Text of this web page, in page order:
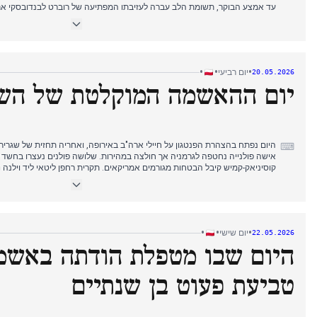
עד אמצע הבוקר, תשומת הלב עברה לעזיבתו המפתיעה של רוברט לבנדובסקי
הכוחות מפולין לא הייתה פתאומית, והנשיא דודה סירב להיפגש עם ראש
20.05.2026
•יום רביעי•
•
יום ההאשמה המוקלטת של
⌨ היום נפתח בהצהרת הפנטגון על חיילי ארה"ב באירופה, ואחריה תחזית של
אישה פולנייה נחטפה לגרמניה אך חולצה במהירות. שלושה פולנים נעצרו בחשד
קוסיניאק-קמיש קיבל הבטחות מגורמים אמריקאים. תקרית רחפן ליטאי ליד
המרכזי. פורסמה חוות דעת מפתח במות אביו של זיוברו, בעוד זיוברו עצמו
22.05.2026
•יום שישי•
•
היום שבו מטפלת הודתה
טביעת פעוט בן שנתיים